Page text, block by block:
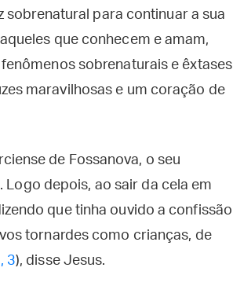
sobrenatural para continuar a sua
que conhecem e amam,
sobrenaturais e êxtases
maravilhosas e um coração de
de Fossanova, o seu
depois, ao sair da cela em
que tinha ouvido a confissão
tornardes como crianças, de
3), disse Jesus.